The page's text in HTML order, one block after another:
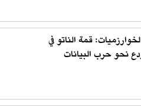
قمة الناتو في
نحو حرب البيانات